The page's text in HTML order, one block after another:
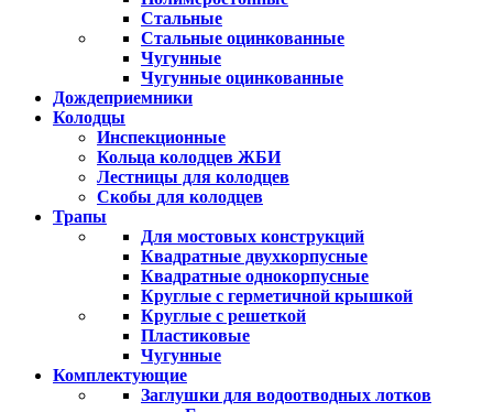
Стальные
Стальные оцинкованные
Чугунные
Чугунные оцинкованные
Дождеприемники
Колодцы
Инспекционные
Кольца колодцев ЖБИ
Лестницы для колодцев
Скобы для колодцев
Трапы
Для мостовых конструкций
Квадратные двухкорпусные
Квадратные однокорпусные
Круглые с герметичной крышкой
Круглые с решеткой
Пластиковые
Чугунные
Комплектующие
Заглушки для водоотводных лотков